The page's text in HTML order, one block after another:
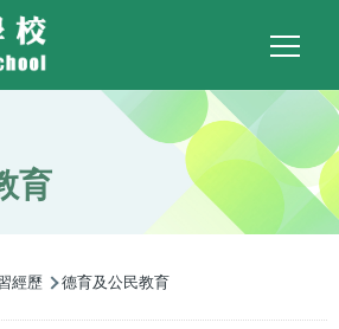
育
經歷 德育及公民教育